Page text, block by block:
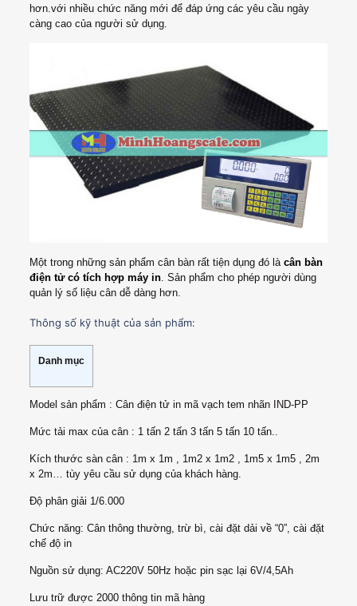
hơn.với nhiều chức năng mới để đáp ứng các yêu cầu ngày
càng cao của người sử dụng.
Một trong những sản phẩm cân bàn rất tiện dụng đó là cân bàn
điện tử có tích hợp máy in. Sản phẩm cho phép người dùng
quản lý số liệu cân dễ dàng hơn.
Thông số kỹ thuật của sản phẩm:
Danh mục
Model sản phẩm : Cân điện tử in mã vạch tem nhãn IND-PP
Mức tải max của cân : 1 tấn 2 tấn 3 tấn 5 tấn 10 tấn..
Kích thước sàn cân : 1m x 1m , 1m2 x 1m2 , 1m5 x 1m5 , 2m
x 2m… tùy yêu cầu sử dụng của khách hàng.
Độ phân giải 1/6.000
Chức năng: Cân thông thường, trừ bì, cài đặt dải về “0”, cài đặt
chế độ in
Nguồn sử dụng: AC220V 50Hz hoặc pin sạc lại 6V/4,5Ah
Lưu trữ được 2000 thông tin mã hàng